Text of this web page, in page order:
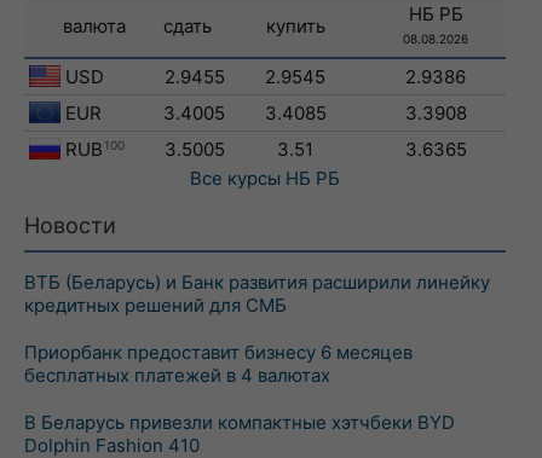
валюта сдать купить
НБ РБ
08.08.2026
USD 2.9455 2.9545
2.9386
EUR
3.4005 3.4085
3.3908
RUB 100 3.5005 3.51
3.6365
Все курсы НБ РБ
Новости
ВТБ (Беларусь) и Банк развития расширили линейку
кредитных решений для СМБ
Приорбанк предоставит бизнесу 6 месяцев
бесплатных платежей в 4 валютах
В Беларусь привезли компактные хэтчбеки BYD
Dolphin Fashion 410